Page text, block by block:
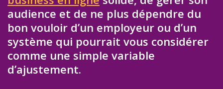
audience et de ne plus dépendre du
bon vouloir d’un employeur ou d’un
système qui pourrait vous considérer
comme une simple variable
d’ajustement.